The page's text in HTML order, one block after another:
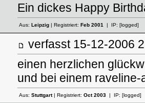
Ein dickes Happy
Aus: Leipzig| Registriert: Feb 2001| IP: [logged]
verfasst 15-12-
einen herzlichen
und bei einem
Aus: Stuttgart| Registriert: Oct 2003| IP: [logged]